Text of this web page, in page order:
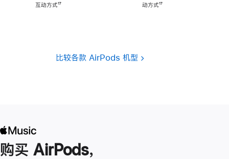
注
互动方式脚
¹⁷
注动方式脚
¹⁷
比较各款 AirPods 机型
购买 AirPods，